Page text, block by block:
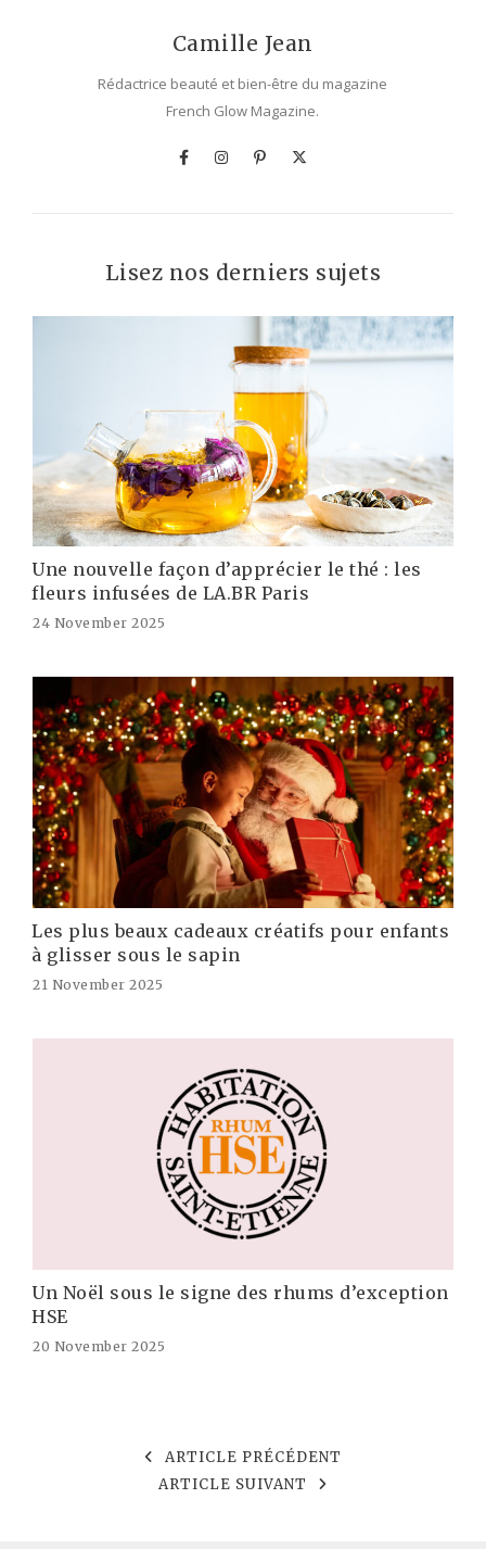
Camille Jean
Rédactrice beauté et bien-être du magazine
French Glow Magazine.
Lisez nos derniers sujets
Une nouvelle façon d’apprécier le thé : les
fleurs infusées de LA.BR Paris
24 November 2025
Les plus beaux cadeaux créatifs pour enfants
à glisser sous le sapin
21 November 2025
Un Noël sous le signe des rhums d’exception
HSE
20 November 2025
ARTICLE PRÉCÉDENT
ARTICLE SUIVANT